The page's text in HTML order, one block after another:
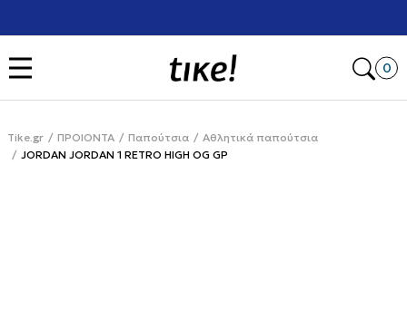
0
Tike.gr ΠΡΟΙΟΝΤΑ Παπούτσια
Αθλητικά παπούτσια
JORDAN JORDAN 1 RETRO HIGH OG GP